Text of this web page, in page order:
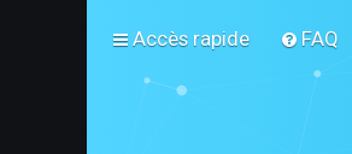
Accès rapide FAQ